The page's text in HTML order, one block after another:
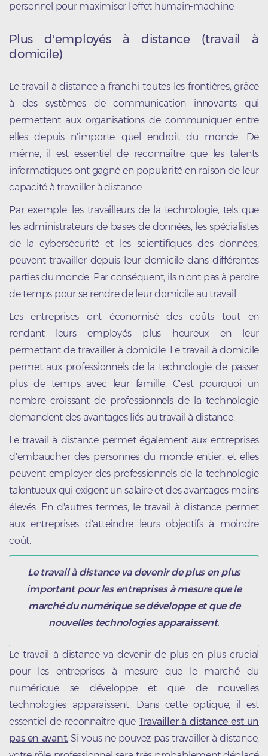
personnel pour maximiser l'effet humain-machine.
Plus d'employés à distance (travail à
domicile)
Le travail à distance a franchi toutes les frontières, grâce
à des systèmes de communication innovants qui
permettent aux organisations de communiquer entre
elles depuis n'importe quel endroit du monde. De
même, il est essentiel de reconnaître que les talents
informatiques ont gagné en popularité en raison de leur
capacité à travailler à distance.
Par exemple, les travailleurs de la technologie, tels que
les administrateurs de bases de données, les spécialistes
de la cybersécurité et les scientifiques des données,
peuvent travailler depuis leur domicile dans différentes
parties du monde. Par conséquent, ils n'ont pas à perdre
de temps pour se rendre de leur domicile au travail.
Les entreprises ont économisé des coûts tout en
rendant leurs employés plus heureux en leur
permettant de travailler à domicile. Le travail à domicile
permet aux professionnels de la technologie de passer
plus de temps avec leur famille. C'est pourquoi un
nombre croissant de professionnels de la technologie
demandent des avantages liés au travail à distance.
Le travail à distance permet également aux entreprises
d'embaucher des personnes du monde entier, et elles
peuvent employer des professionnels de la technologie
talentueux qui exigent un salaire et des avantages moins
élevés. En d'autres termes, le travail à distance permet
aux entreprises d'atteindre leurs objectifs à moindre
coût.
Le travail à distance va devenir de plus en plus
important pour les entreprises à mesure que le
marché du numérique se développe et que de
nouvelles technologies apparaissent.
Le travail à distance va devenir de plus en plus crucial
pour les entreprises à mesure que le marché du
numérique se développe et que de nouvelles
technologies apparaissent. Dans cette optique, il est
essentiel de reconnaître que Travailler à distance est un
pas en avant. Si vous ne pouvez pas travailler à distance,